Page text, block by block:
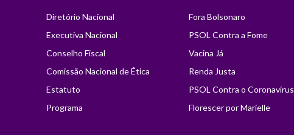
Diretório Nacional
Executiva Nacional
Conselho Fiscal
Comissão Nacional de Ética
Estatuto
Programa
Fora Bolsonaro
PSOL Contra a Fome
Vacina Já
Renda Justa
PSOL Contra o Coronavírus
Florescer por Marielle